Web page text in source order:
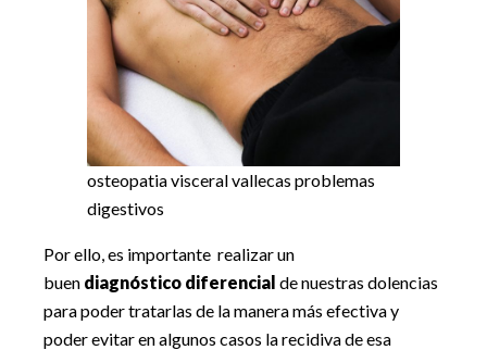
osteopatia visceral vallecas problemas
digestivos
Por ello, es importante realizar un
buen diagnóstico diferencial de nuestras dolencias
para poder tratarlas de la manera más efectiva y
poder evitar en algunos casos la recidiva de esa